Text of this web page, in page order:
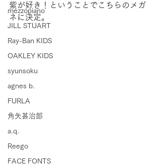
mezzopiano
JILL STUART
Ray-Ban KIDS
OAKLEY KIDS
syunsoku
agnes b.
FURLA
角矢甚治郎
a.q.
Reego
FACE FONTS
紫が好き！ということでこちらのメガ
ネに決定。